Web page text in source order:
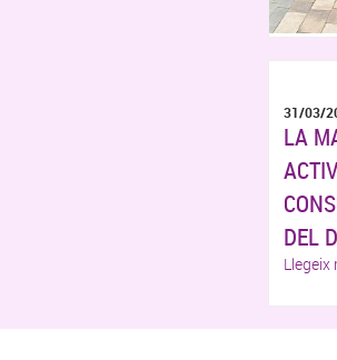
31/03/
LA
DEL
Llegeix